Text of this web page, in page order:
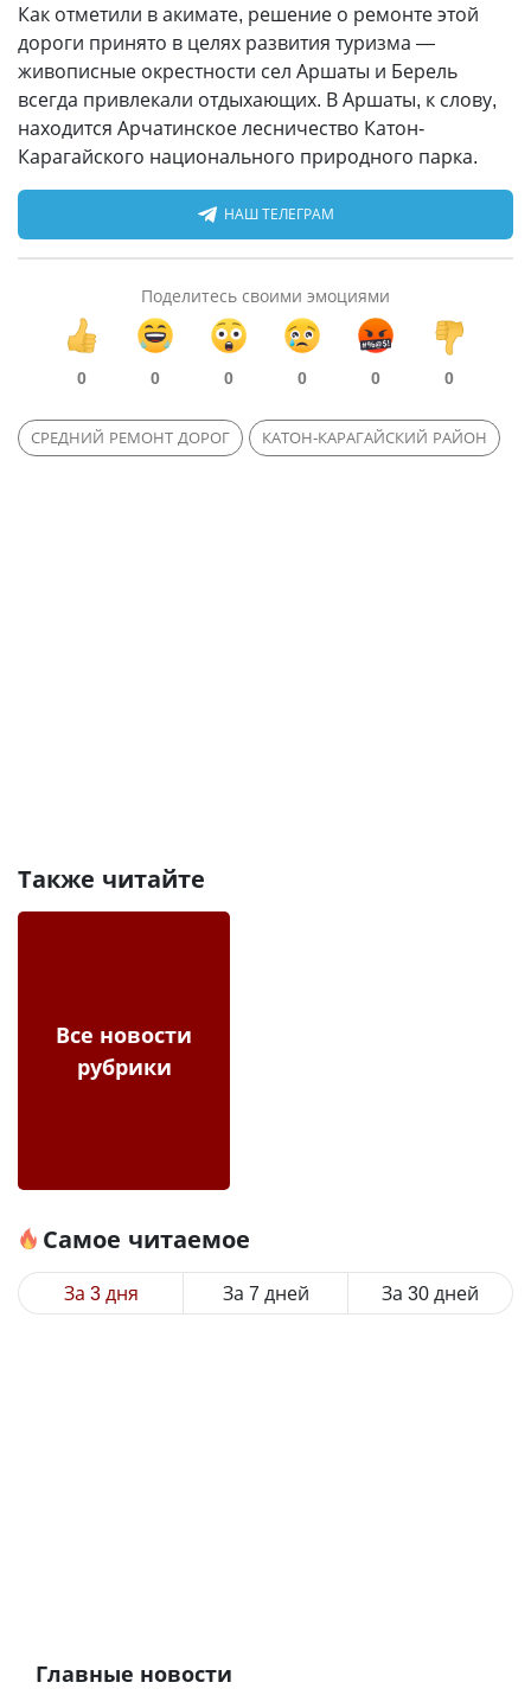
Как отметили в акимате, решение о ремонте этой
дороги принято в целях развития туризма —
живописные окрестности сел Аршаты и Берель
всегда привлекали отдыхающих. В Аршаты, к слову,
находится Арчатинское лесничество Катон-
Карагайского национального природного парка.
НАШ ТЕЛЕГРАМ
Поделитесь своими эмоциями
0 0 0 0 0 0
СРЕДНИЙ РЕМОНТ ДОРОГ КАТОН-КАРАГАЙСКИЙ РАЙОН
Также читайте
Все новости
рубрики
Самое читаемое
За 3 дня За 7 дней За 30 дней
Главные новости